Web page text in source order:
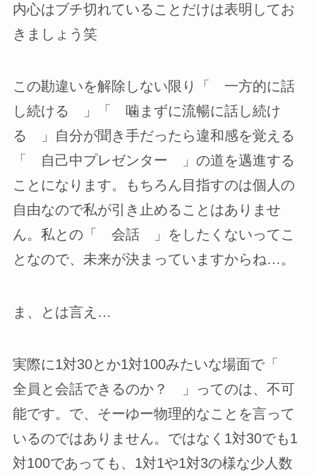
内心はブチ切れていることだけは表明してお
きましょう笑
この勘違いを解除しない限り「 一方的に話
し続ける 」「 噛まずに流暢に話し続け
る 」自分が聞き手だったら違和感を覚える
「 自己中プレゼンター 」の道を邁進する
ことになります。もちろん目指すのは個人の
自由なので私が引き止めることはありませ
ん。私との「 会話 」をしたくないってこ
となので、未来が決まっていますからね…。
ま、とは言え…
実際に1対30とか1対100みたいな場面で「
全員と会話できるのか？ 」ってのは、不可
能です。で、そーゆー物理的なことを言って
いるのではありません。ではなく1対30でも1
対100であっても、1対1や1対3の様な少人数